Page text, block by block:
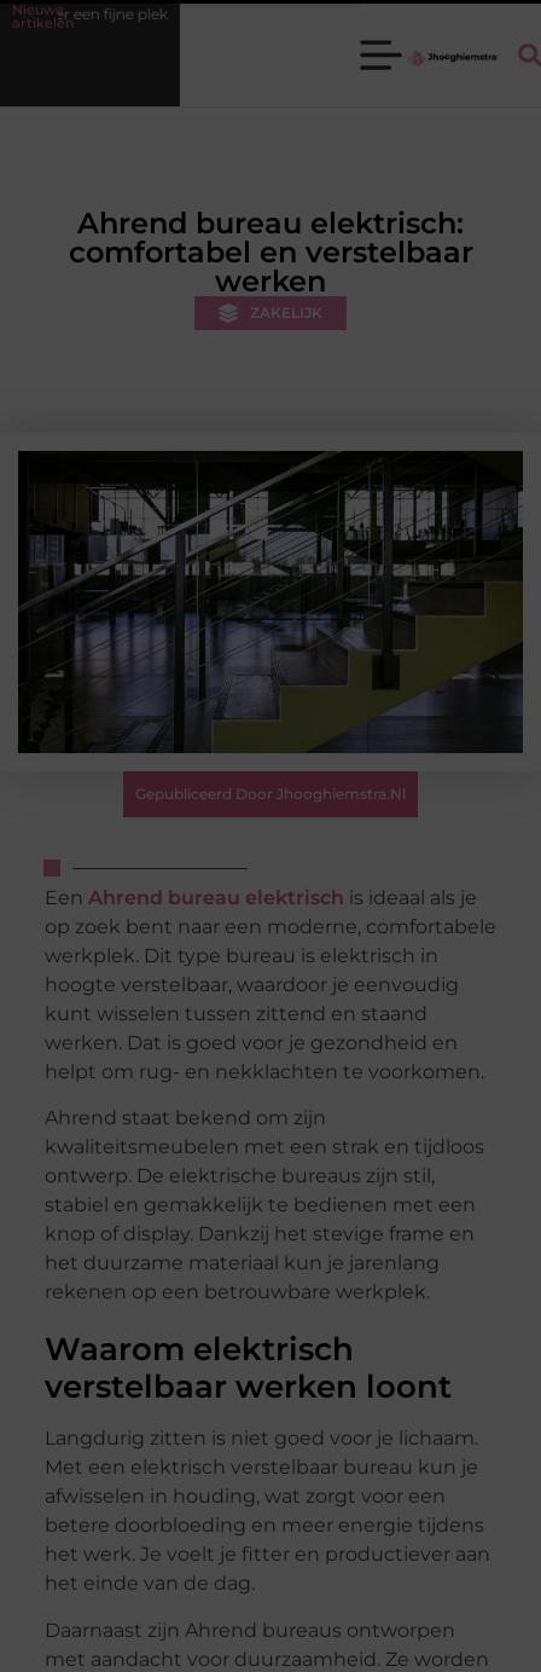
Nieuwe
artikelen
plek Ledenbeheer op orde krijgen zonder extra werkdruk
Ahrend bureau elektrisch:
comfortabel en verstelbaar
werken
ZAKELIJK
Gepubliceerd Door Jhooghiemstra.nl
Een Ahrend bureau elektrisch is ideaal als je
op zoek bent naar een moderne, comfortabele
werkplek. Dit type bureau is elektrisch in
hoogte verstelbaar, waardoor je eenvoudig
kunt wisselen tussen zittend en staand
werken. Dat is goed voor je gezondheid en
helpt om rug- en nekklachten te voorkomen.
Ahrend staat bekend om zijn
kwaliteitsmeubelen met een strak en tijdloos
ontwerp. De elektrische bureaus zijn stil,
stabiel en gemakkelijk te bedienen met een
knop of display. Dankzij het stevige frame en
het duurzame materiaal kun je jarenlang
rekenen op een betrouwbare werkplek.
Waarom elektrisch
verstelbaar werken loont
Langdurig zitten is niet goed voor je lichaam.
Met een elektrisch verstelbaar bureau kun je
afwisselen in houding, wat zorgt voor een
betere doorbloeding en meer energie tijdens
het werk. Je voelt je fitter en productiever aan
het einde van de dag.
Daarnaast zijn Ahrend bureaus ontworpen
met aandacht voor duurzaamheid. Ze worden